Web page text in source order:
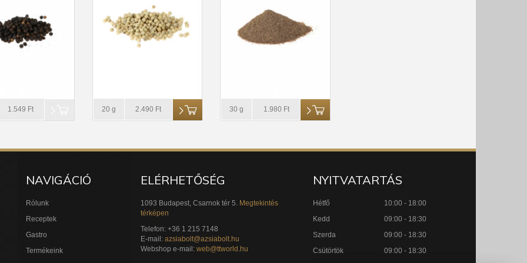
1.549 Ft 20 g 2.490 Ft 30 g 1.980 Ft
NAVIGÁCIÓ
Rólunk
Receptek
Gastro
Termékeink
ELÉRHETŐSÉG
1093 Budapest, Csarnok tér 5. Megtekintés
térképen
Telefon: +36 1 215 7148
E-mail: azsiabolt@azsiabolt.hu
Webshop e-mail: web@ttworld.hu
NYITVATARTÁS
Hétfő
10:00 - 18:00
Kedd
09:00 - 18:30
Szerda
09:00 - 18:30
Csütörtök
09:00 - 18:30